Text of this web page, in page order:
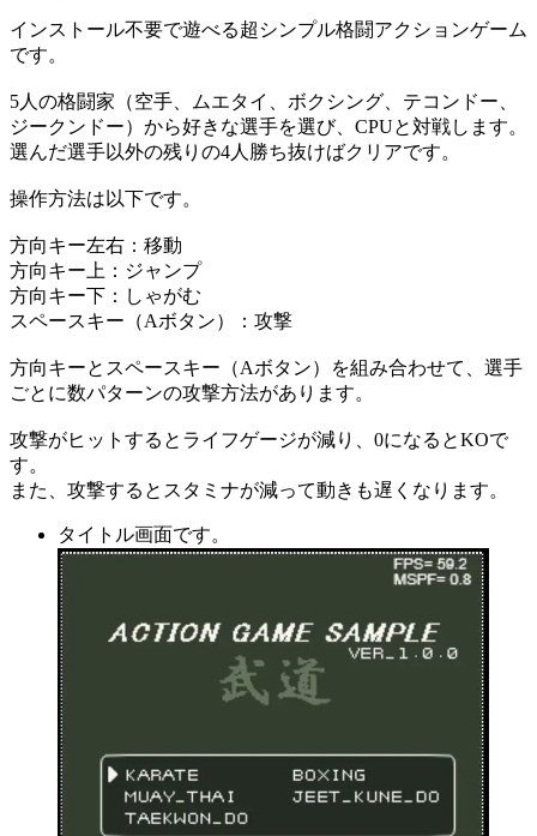
インストール不要で遊べる超シンプル格闘アクションゲーム
です。
5人の格闘家（空手、ムエタイ、ボクシング、テコンドー、
ジークンドー）から好きな選手を選び、CPUと対戦します。
選んだ選手以外の残りの4人勝ち抜けばクリアです。
操作方法は以下です。
方向キー左右：移動
方向キー上：ジャンプ
方向キー下：しゃがむ
スペースキー（Aボタン）：攻撃
方向キーとスペースキー（Aボタン）を組み合わせて、選手
ごとに数パターンの攻撃方法があります。
攻撃がヒットするとライフゲージが減り、0になるとKOで
す。
また、攻撃するとスタミナが減って動きも遅くなります。
タイトル画面です。